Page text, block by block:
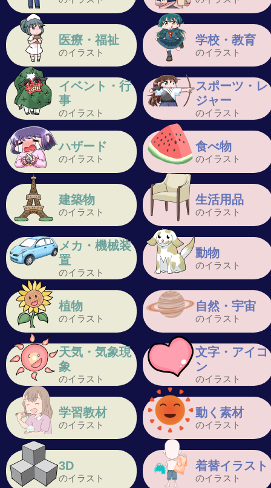
医療・福祉
のイラスト
学校・教育
のイラスト
イベント・行
事
のイラスト
スポーツ・レ
ジャー
のイラスト
ハザード
のイラスト
食べ物
のイラスト
建築物
のイラスト
生活用品
のイラスト
メカ・機械装
置
のイラスト
動物
のイラスト
植物
のイラスト
自然・宇宙
のイラスト
天気・気象現
象
のイラスト
文字・アイコ
ン
のイラスト
学習教材
のイラスト
動く素材
のイラスト
3D
のイラスト
着替イラスト
のイラスト